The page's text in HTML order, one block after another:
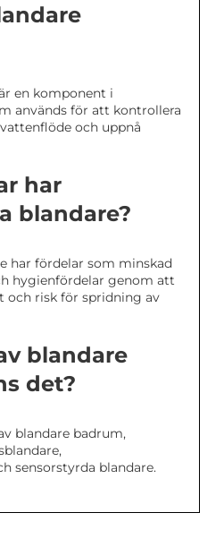
en komponent i
används för att kontrollera
och uppnå
har
blandare?
har fördelar som minskad
hygienfördelar genom att
och risk för spridning av
blandare
det?
blandare badrum,
sensorstyrda blandare.